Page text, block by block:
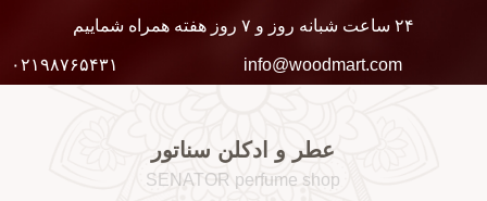
۲۴ ساعت شبانه روز و ۷ روز هفته همراه شماییم
info@woodmart.com ۰۲۱۹۸۷۶۵۴۳۱
عطر و ادکلن سناتور
SENATOR perfume shop